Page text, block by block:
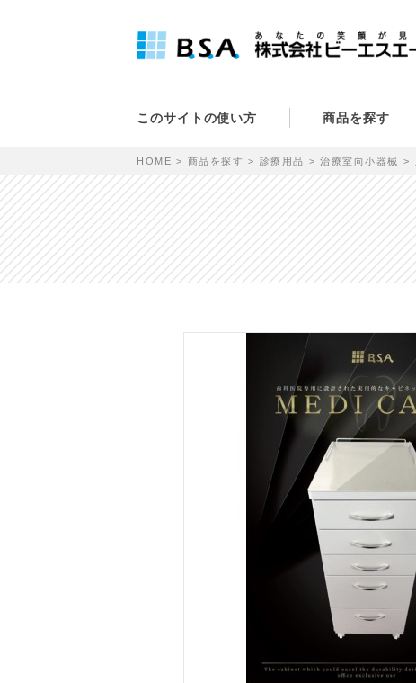
このサイトの使い方 商品を探す
HOME 商品を探す 診療用品 治療室向小器械